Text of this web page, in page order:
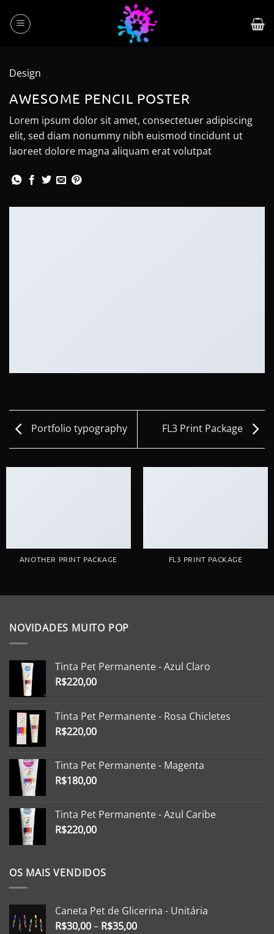
content
Design
AWESOME PENCIL POSTER
Lorem ipsum dolor sit amet, consectetuer adipiscing
elit, sed diam nonummy nibh euismod tincidunt ut
laoreet dolore magna aliquam erat volutpat
Portfolio typography FL3 Print Package
ANOTHER PRINT PACKAGE FL3 PRINT PACKAGE
NOVIDADES MUITO POP
Tinta Pet Permanente - Azul Claro
R$220,00
Tinta Pet Permanente - Rosa Chicletes
R$220,00
Tinta Pet Permanente - Magenta
R$180,00
Tinta Pet Permanente - Azul Caribe
R$220,00
OS MAIS VENDIDOS
Caneta Pet de Glicerina - Unitária
R$30,00– R$35,00